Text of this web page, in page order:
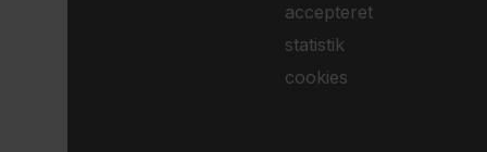
accepteret
statistik
cookies